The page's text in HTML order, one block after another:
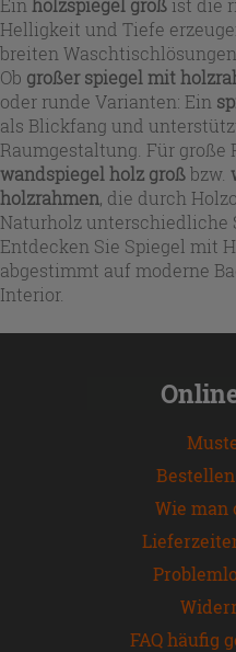
Ein holzspiegel groß ist die
Helligkeit und Tiefe
breiten
Ob großer spiegel mit
oder runde Varianten: Ein
als Blickfang und
Raumgestaltung. Für große
wandspiegel holz großbzw.
holzrahmen, die durch
Naturholz unterschiedliche
Entdecken Sie Spiegel mit
abgestimmt auf moderne
Interior.
Wie man
FAQ häufig